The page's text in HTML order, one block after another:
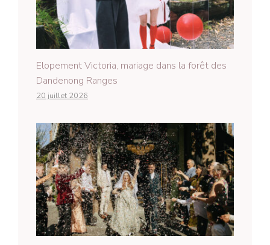
Elopement Victoria, mariage dans la forêt des
Dandenong Ranges
20 juillet 2026